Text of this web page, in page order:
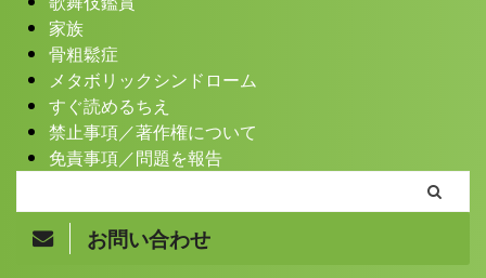
家族
骨粗鬆症
メタボリックシンドローム
すぐ読めるちえ
禁止事項／著作権について
免責事項／問題を報告
お問い合わせ